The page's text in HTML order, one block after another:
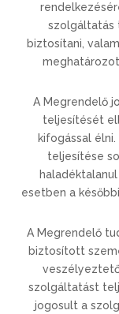
szolgáltatás
biztosítani,
A Megrendelő
teljesítését
kifogással
teljesítése
esetben a
A Megrendelő
biztosított
szolgáltatást
jogosult a